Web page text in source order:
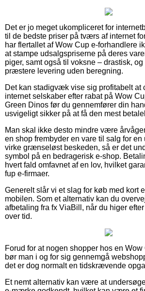
Det er jo meget ukompliceret for
til de bedste priser på tværs af internet
har flertallet af Wow Cup e-forhandlere
at stampe udsalgspriserne på deres
piger, samt også til voksne – drastisk,
præstere levering uden beregning.
Det kan stadigvæk vise sig profitabelt at
internet selskaber efter rabat på Wow
Green Dinos før du gennemfører din
usvigeligt sikker på at få den mest
Man skal ikke desto mindre være
en shop frembyder en vare til salg for
virke grænseløst beskeden, så er det
symbol på en bedragerisk e-shop.
hvert fald omfavnet af en lov, hvilket
fup e-firmaer.
Generelt slår vi et slag for køb med kort
mobilen. Som et alternativ kan du
afbetaling fra fx ViaBill, når du higer
over tid.
Forud for at nogen shopper hos en
bør man i og for sig gennemgå
det er dog normalt en tidskrævende
Et nemt alternativ kan være at